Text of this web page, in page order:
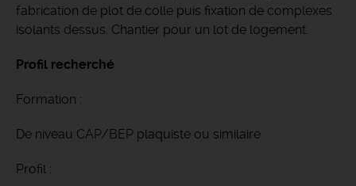
fabrication de plot de colle puis fixation de complexes
isolants dessus. Chantier pour un lot de logement.
Profil recherché
Formation :
De niveau CAP/BEP plaquiste ou similaire
Profil :